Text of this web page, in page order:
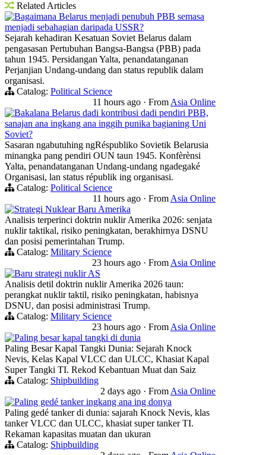
Related Articles
Bagaimana Belarus menjadi penubuh PBB semasa
menjadi sebahagian daripada USSR?
Sejarah kehadiran Kesatuan Soviet Belarus dalam
pengasasan Pertubuhan Bangsa-Bangsa (PBB) pada
tahun 1945. Persidangan Yalta, penandatanganan
Perjanjian Undang-undang dan status republik dalam
organisasi.
Catalog: Political Science
11 hours ago · FromAsia Online
Bakalana Belarus dadi kontribusi dadi pendiri PBB,
sanajan ana ingkang ana inggih punika bagianing Uni
Soviet?
Sasaran ngabutuhing ngRéspubliko Sovietik Belarusia
minangka pang pendiri OUN taun 1945. Konfèrènsi
Yalta, penandatanganan Undang-undang ngadegaké
Organisasi, lan status républik ing organisasi.
Catalog: Political Science
11 hours ago · FromAsia Online
Strategi Nuklear Baru Amerika
Analisis terperinci doktrin nuklir Amerika 2026: senjata
nuklir taktikal, risiko peningkatan, berakhirnya DSNU
dan posisi pemerintahan Trump.
Catalog: Military Science
23 hours ago · FromAsia Online
Baru strategi nuklir AS
Analisis detil doktrin nuklir Amerika 2026 taun:
perangkat nuklir taktil, risiko peningkatan, habisnya
DSNU, dan posisi administrasi Trump.
Catalog: Military Science
23 hours ago · FromAsia Online
Paling besar kapal tangki di dunia
Paling Besar Kapal Tangki Dunia: Sejarah Knock
Nevis, Kelas Kapal VLCC dan ULCC, Khasiat Kapal
Super Tangki TI. Rekod Kebantuan Muat dan Saiz
Catalog: Shipbuilding
2 days ago · FromAsia Online
Paling gedé tanker ingkang ana ing donya
Paling gedé tanker di dunia: sajarah Knock Nevis, klas
tanker VLCC dan ULCC, khasiat super tanker TI.
Rekaman kapasitas muatan dan ukuran
Catalog: Shipbuilding